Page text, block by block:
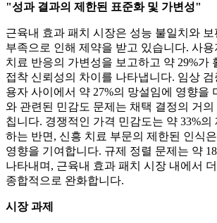
"성과 결과의 제한된 표준화 및 가변성"
근육내 효과 패치 시장은 성능 불일치와
부족으로 인해 제약을 받고 있습니다. 사용
치료 반응의 가변성을 보고하고 약 29%가
접착 신뢰성의 차이를 나타냅니다. 임상
용자 사이에서 약 27%의 망설임에 영향을
와 관련된 민감도 문제는 채택 결정의 거의
칩니다. 경쟁적인 가격 민감도는 약 33%의
하는 반면, 신흥 치료 부문의 제한된 인식
영향을 기여합니다. 규제 정렬 문제는 약
나타내며, 근육내 효과 패치 시장 내에서
종합적으로 완화합니다.
시장 과제